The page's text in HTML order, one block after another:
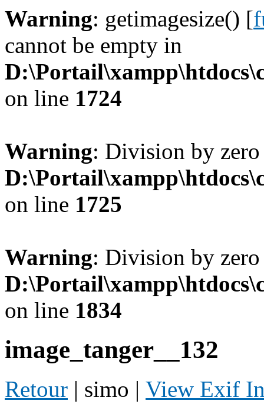
Warning: getimagesize() [
cannot be empty in
on line 1724
Warning: Division by
on line 1725
Warning: Division by
on line 1834
image_tanger__132
Retour | simo | View Exif